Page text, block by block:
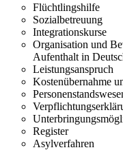
Flüchtlingshilfe
Sozialbetreuung
Integrationskurse
Organisation und
Aufenthalt in
Leistungsanspruch
Kostenübernahme
Register
Asylverfahren